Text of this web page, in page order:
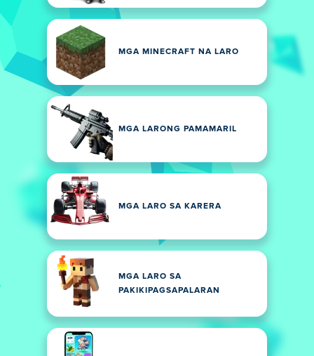
MGA MINECRAFT NA LARO
MGA LARONG PAMAMARIL
MGA LARO SA KARERA
MGA LARO SA
PAKIKIPAGSAPALARAN